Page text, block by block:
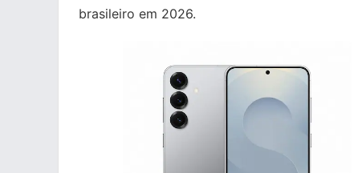
brasileiro em 2026.